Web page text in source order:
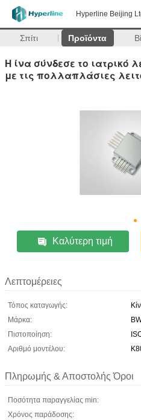
Hyperline Beijing
Σπίτι Προϊόντα
Η ίνα σύνδεσε το ιατρικό
με τις πολλαπλάσιες
Καλύτερη τιμή
Λεπτομέρειες
Τόπος καταγωγής:
Μάρκα:
Πιστοποίηση:
Αριθμό μοντέλου:
Πληρωμής & Αποστολής Όροι
Ποσότητα παραγγελίας min:
Χρόνος παράδοσης: